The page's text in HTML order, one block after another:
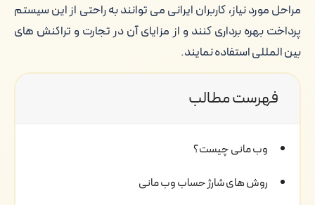
مراحل مورد نیاز، کاربران ایرانی می توانند به راحتی از این سیستم
پرداخت بهره برداری کنند و از مزایای آن در تجارت و تراکنش های
بین المللی استفاده نمایند.
فهرست مطالب
وب مانی چیست؟
روش های شارژ حساب وب مانی